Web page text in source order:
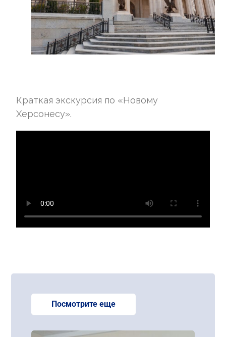
Краткая экскурсия по «Новому
Херсонесу».
Посмотрите еще